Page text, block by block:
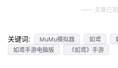
文章已
关键词: MuMu模拟器 如鸢
如鸢手游电脑版
《如鸢》手游